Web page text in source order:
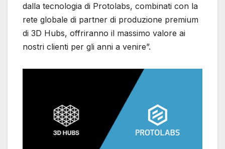
dalla tecnologia di Protolabs, combinati con la
rete globale di partner di produzione premium
di 3D Hubs, offriranno il massimo valore ai
nostri clienti per gli anni a venire”.